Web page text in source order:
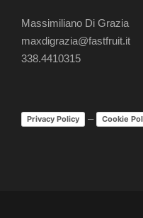
Massimiliano Di Grazia
maxdigrazia@fastfruit.it
338.4410315
Privacy Policy – Cookie